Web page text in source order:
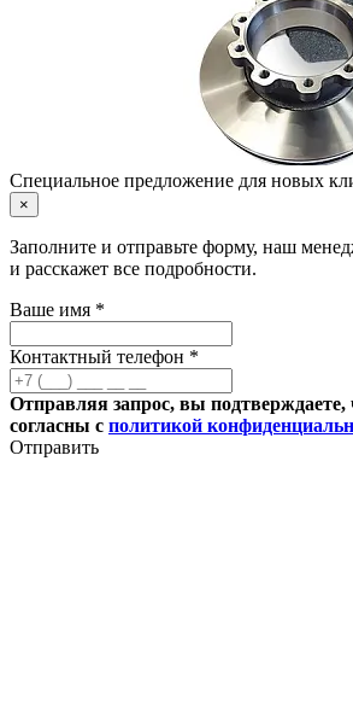
Специальное предложение для новых
×
Заполните и отправьте форму, наш
и расскажет все подробности.
Ваше имя *
Контактный телефон *
Отправляя запрос, вы
согласны с политикой
Отправить